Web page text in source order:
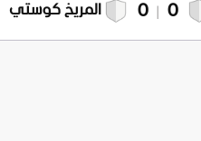
0
0 المريخ كوستي